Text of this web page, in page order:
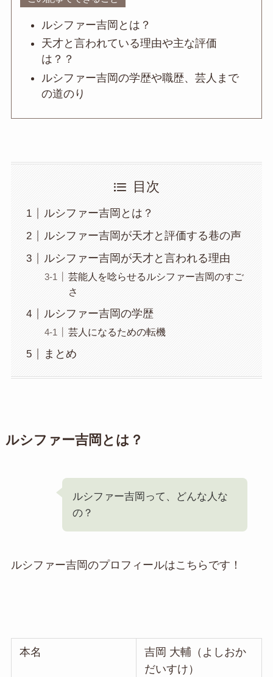
ルシファー吉岡とは？
天才と言われている理由や主な評価
は？？
ルシファー吉岡の学歴や職歴、芸人まで
の道のり
目次
ルシファー吉岡とは？
ルシファー吉岡が天才と評価する巷の声
ルシファー吉岡が天才と言われる理由
芸能人を唸らせるルシファー吉岡のすご
さ
ルシファー吉岡の学歴
芸人になるための転機
まとめ
ルシファー吉岡とは？
ルシファー吉岡って、どんな人な
の？
ルシファー吉岡のプロフィールはこちらです！
本名
吉岡 大輔（よしおか
だいすけ）